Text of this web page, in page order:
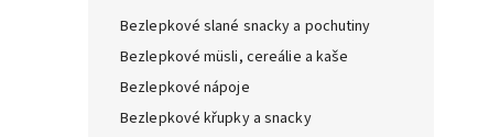
Bezlepkové slané snacky a pochutiny
Bezlepkové müsli, cereálie a kaše
Bezlepkové nápoje
Bezlepkové křupky a snacky